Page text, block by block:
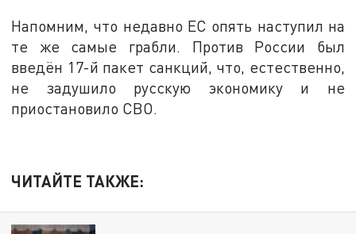
Напомним, что недавно ЕС опять наступил на
те же самые грабли. Против России был
введён 17-й пакет санкций, что, естественно,
не задушило русскую экономику и не
приостановило СВО.
ЧИТАЙТЕ ТАКЖЕ: